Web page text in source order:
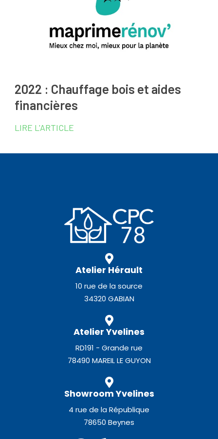
2022 : Chauffage bois et aides
financières
LIRE L'ARTICLE
Atelier Hérault
10 rue de la source
34320 GABIAN
Atelier Yvelines
RD191 - Grande rue
78490 MAREIL LE GUYON
Showroom Yvelines
4 rue de la République
78650 Beynes